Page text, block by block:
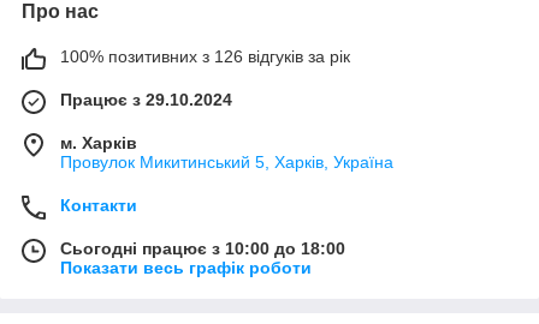
Про нас
100% позитивних з 126 відгуків за рік
Працює з 29.10.2024
м. Харків
Провулок Микитинський 5, Харків, Україна
Контакти
Сьогодні працює з 10:00 до 18:00
Показати весь графік роботи